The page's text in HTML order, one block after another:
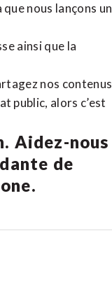
nous lançons un
ainsi que la
nos contenus
public, alors c’est
Aidez-nous
de